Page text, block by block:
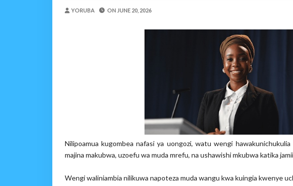
UVCCM Moshi Vijijini Yaikaribisha Jamii
WRRB YAJA NA UBUNIFU KWENYE ZAO LA
WMA YAPONGEZWA KWA KUANZISHA
Aug 08 2026
PROF. SHEMDOE AHAIDI TAMISEMI
MSUMBA-Aug 08 2026
Niliteswa Na Ndoto Za Kutisha Usiku,
Zawadi- Aug 08 2026
YORUBA ON JUNE 20, 2026
Nilipoamua kugombea nafasi ya uongozi, watu wengi
majina makubwa, uzoefu wa muda mrefu, na ushawishi mkubwa katika
Wengi waliniambia nilikuwa napoteza muda wangu kwa kuingia kwenye